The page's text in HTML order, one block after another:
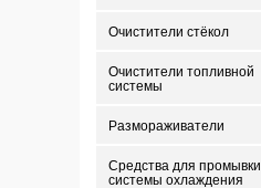
Очистители стёкол
Очистители топливной
системы
Размораживатели
Средства для промывки
системы охлаждения